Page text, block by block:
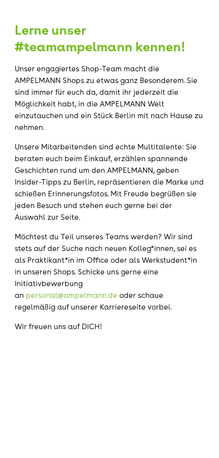
Lerne unser
#teamampelmann kennen!
Unser engagiertes Shop-Team macht die
AMPELMANN Shops zu etwas ganz Besonderem. Sie
sind immer für euch da, damit ihr jederzeit die
Möglichkeit habt, in die AMPELMANN Welt
einzutauchen und ein Stück Berlin mit nach Hause zu
nehmen.
Unsere Mitarbeitenden sind echte Multitalente: Sie
beraten euch beim Einkauf, erzählen spannende
Geschichten rund um den AMPELMANN, geben
Insider-Tipps zu Berlin, repräsentieren die Marke und
schießen Erinnerungsfotos. Mit Freude begrüßen sie
jeden Besuch und stehen euch gerne bei der
Auswahl zur Seite.
Möchtest du Teil unseres Teams werden? Wir sind
stets auf der Suche nach neuen Kolleg*innen, sei es
als Praktikant*in im Office oder als Werkstudent*in
in unseren Shops. Schicke uns gerne eine
Initiativbewerbung
an personal@ampelmann.de oder schaue
regelmäßig auf unserer Karriereseite vorbei.
Wir freuen uns auf DICH!